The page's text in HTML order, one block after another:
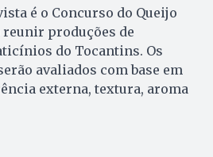
é o Concurso do Queijo
produções de
do Tocantins. Os
avaliados com base em
externa, textura, aroma